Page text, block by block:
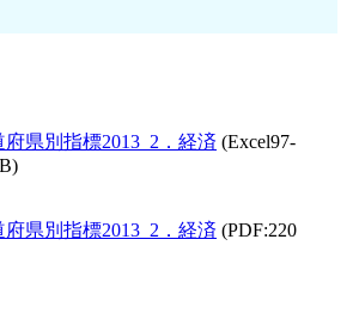
府県別指標2013_2．経済 (Excel97-
府県別指標2013_2．経済 (PDF:220